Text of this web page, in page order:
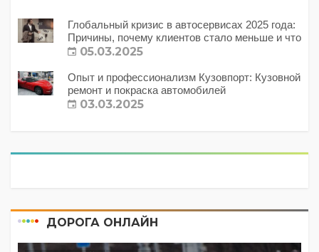
Глобальный кризис в автосервисах 2025 года:
Причины, почему клиентов стало меньше и что
с этим делать?
05.03.2025
Опыт и профессионализм Кузовпорт: Кузовной
ремонт и покраска автомобилей
03.03.2025
ДОРОГА ОНЛАЙН